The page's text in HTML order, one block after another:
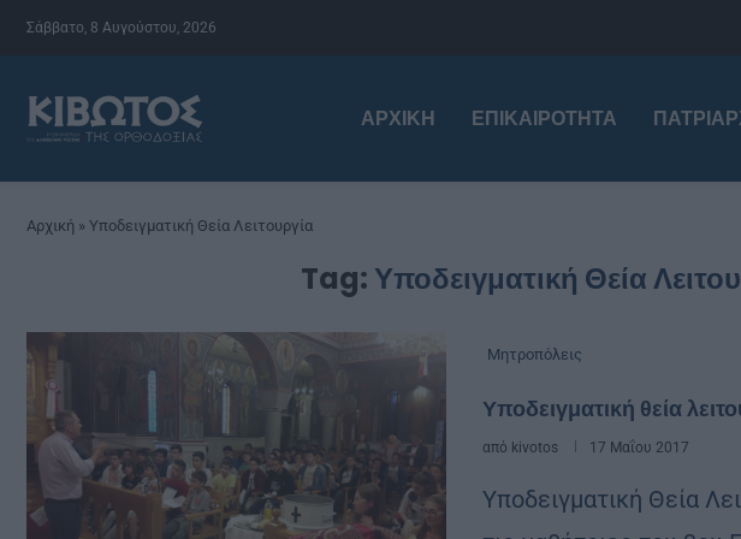
Σάββατο, 8 Αυγούστου, 2026
ΑΡΧΙΚΉ ΕΠΙΚΑΙΡΌΤΗΤΑ
Αρχική » Υποδειγματική Θεία Λειτουργία
Tag: Υποδειγματική Θεία
Μητροπόλεις
Υποδειγματική θεία
από kivotos 17 Μαΐου 2017
Υποδειγματική Θεία